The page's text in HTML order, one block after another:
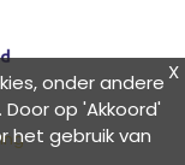
onder andere
op 'Akkoord'
het gebruik van
X